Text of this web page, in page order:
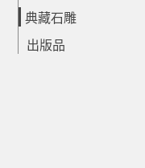
典藏石雕
出版品